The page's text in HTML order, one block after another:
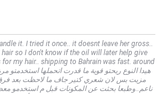
it. I tried it once.. it doesnt leave her gross..
hair so I don't know if the oil will later help give
my hair.. shipping to Bahrain was fast. around
مزيت بس لان شعري كتير جاف ما لاحظت بعد
ناعم..وطبعا بحثت عن المكونات قبل م استخدمو